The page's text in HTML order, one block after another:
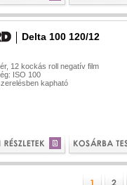
Delta 100 120/12
12 kockás roll negatív film
ISO 100
kapható